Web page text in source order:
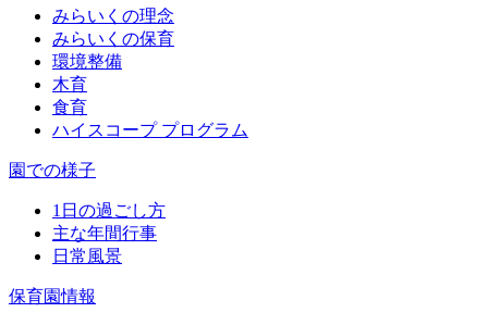
みらいくの理念
みらいくの保育
環境整備
木育
食育
ハイスコープ プログラム
園での様子
1日の過ごし方
主な年間行事
日常風景
保育園情報